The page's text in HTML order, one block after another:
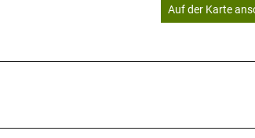
Auf der Karte